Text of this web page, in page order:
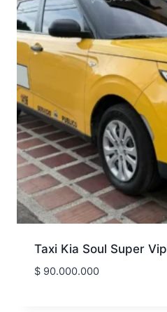
Taxi Kia Soul Super Vip
$90.000.000